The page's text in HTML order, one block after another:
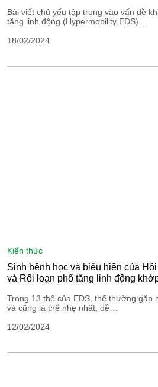
Bài viết chủ yếu tập trung vào vấn đề
tăng linh động (Hypermobility EDS)…
18/02/2024
kiến thức
Sinh bệnh học và biểu hiện của
và Rối loạn phổ tăng linh động
Trong 13 thể của EDS, thể thường gặp
và cũng là thể nhẹ nhất, dễ…
12/02/2024